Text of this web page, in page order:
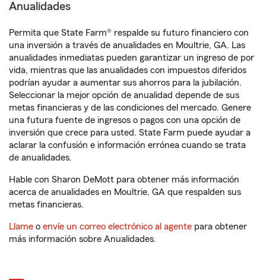
Anualidades
Permita que State Farm® respalde su futuro financiero con
una inversión a través de anualidades en Moultrie, GA. Las
anualidades inmediatas pueden garantizar un ingreso de por
vida, mientras que las anualidades con impuestos diferidos
podrían ayudar a aumentar sus ahorros para la jubilación.
Seleccionar la mejor opción de anualidad depende de sus
metas financieras y de las condiciones del mercado. Genere
una futura fuente de ingresos o pagos con una opción de
inversión que crece para usted. State Farm puede ayudar a
aclarar la confusión e información errónea cuando se trata
de anualidades.
Hable con Sharon DeMott para obtener más información
acerca de anualidades en Moultrie, GA que respalden sus
metas financieras.
Llame o envíe un correo electrónico al agente para obtener
más información sobre Anualidades.